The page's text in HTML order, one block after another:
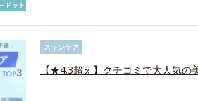
スキンケア
【★4.3超え】クチコミで大人気の